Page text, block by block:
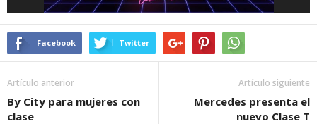
Facebook Twitter
Artículo anterior
By City para mujeres con
clase
Artículo siguiente
Mercedes presenta el
nuevo Clase T